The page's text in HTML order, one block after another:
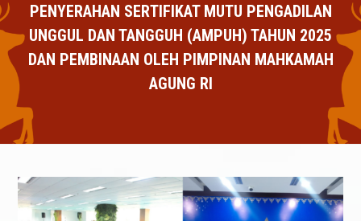
PENYERAHAN SERTIFIKAT MUTU PENGADILAN
UNGGUL DAN TANGGUH (AMPUH) TAHUN 2025
DAN PEMBINAAN OLEH PIMPINAN MAHKAMAH
AGUNG RI